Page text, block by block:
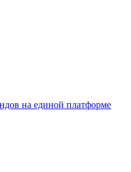
на единой платформе